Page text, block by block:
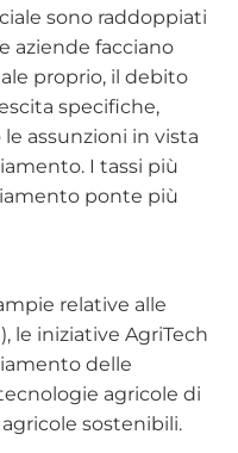
sono raddoppiati
aziende facciano
proprio, il debito
specifiche,
assunzioni in vista
I tassi più
ponte più
relative alle
le iniziative AgriTech
delle
agricole di
sostenibili.